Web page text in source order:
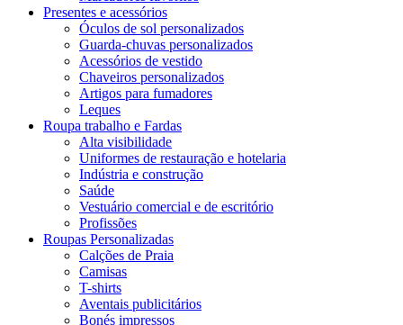
Presentes e acessórios
Óculos de sol personalizados
Guarda-chuvas personalizados
Acessórios de vestido
Chaveiros personalizados
Artigos para fumadores
Leques
Roupa trabalho e Fardas
Alta visibilidade
Uniformes de restauração e hotelaria
Indústria e construção
Saúde
Vestuário comercial e de escritório
Profissões
Roupas Personalizadas
Calções de Praia
Camisas
T-shirts
Aventais publicitários
Bonés impressos